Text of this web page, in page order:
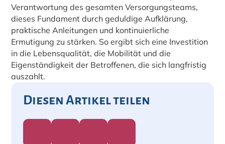
Verantwortung des gesamten Versorgungsteams,
dieses Fundament durch geduldige Aufklärung,
praktische Anleitungen und kontinuierliche
Ermutigung zu stärken. So ergibt sich eine Investition
in die Lebensqualität, die Mobilität und die
Eigenständigkeit der Betroffenen, die sich langfristig
auszahlt.
Diesen Artikel teilen